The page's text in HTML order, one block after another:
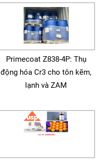
Primecoat Z838-4P: Thụ
động hóa Cr3 cho tôn kẽm,
lạnh và ZAM